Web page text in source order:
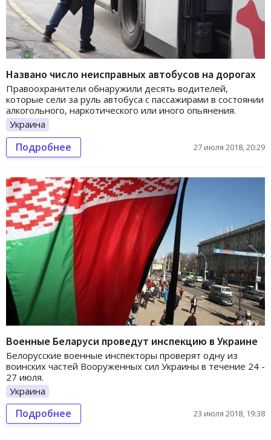
Названо число неисправных автобусов на дорогах
Правоохранители обнаружили десять водителей,
которые сели за руль автобуса с пассажирами в состоянии
алкогольного, наркотического или иного опьянения.
Украина
Подробнее 27 июля 2018, 20:29
Военные Беларуси проведут инспекцию в Украине
Белорусские военные инспекторы проверят одну из
воинских частей Вооруженных сил Украины в течение 24 -
27 июля.
Украина
Подробнее 23 июля 2018, 19:38